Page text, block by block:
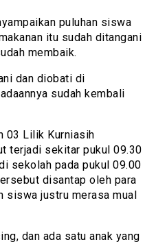
puluhan siswa
itu sudah ditangani
membaik.
dan diobati di
sudah kembali
03 Lilik Kurniasih
terjadi sekitar pukul 09.30
sekolah pada pukul 09.00
disantap oleh para
siswa justru merasa mual
dan ada satu anak yang